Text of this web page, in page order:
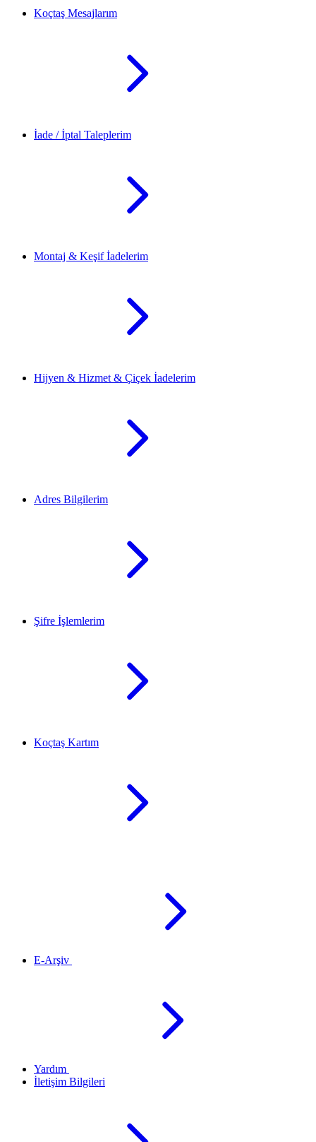
Koçtaş Mesajlarım
İade / İptal Taleplerim
Montaj & Keşif İadelerim
Hijyen & Hizmet & Çiçek İadelerim
Adres Bilgilerim
Şifre İşlemlerim
Koçtaş Kartım
E-Arşiv
Yardım
İletişim Bilgileri